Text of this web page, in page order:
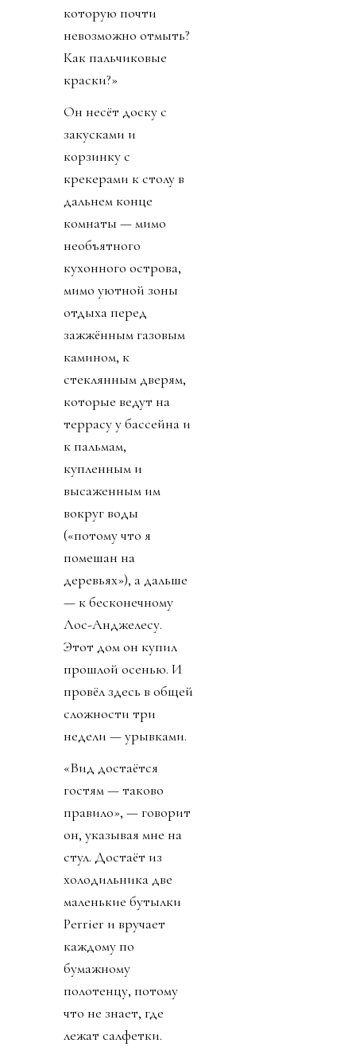
которую почти
невозможно отмыть?
Как пальчиковые
краски?»
Он несёт доску с
закусками и
корзинку с
крекерами к столу в
дальнем конце
комнаты — мимо
необъятного
кухонного острова,
мимо уютной зоны
отдыха перед
зажжённым газовым
камином, к
стеклянным дверям,
которые ведут на
террасу у бассейна и
к пальмам,
купленным и
высаженным им
вокруг воды
(«потому что я
помешан на
деревьях»), а дальше
— к бесконечному
Лос-Анджелесу.
Этот дом он купил
прошлой осенью. И
провёл здесь в общей
сложности три
недели — урывками.
«Вид достаётся
гостям — таково
правило», — говорит
он, указывая мне на
стул. Достаёт из
холодильника две
маленькие бутылки
Perrier и вручает
каждому по
бумажному
полотенцу, потому
что не знает, где
лежат салфетки.